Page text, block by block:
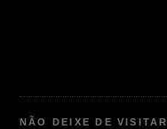
NÃO DEIXE DE VISITAR